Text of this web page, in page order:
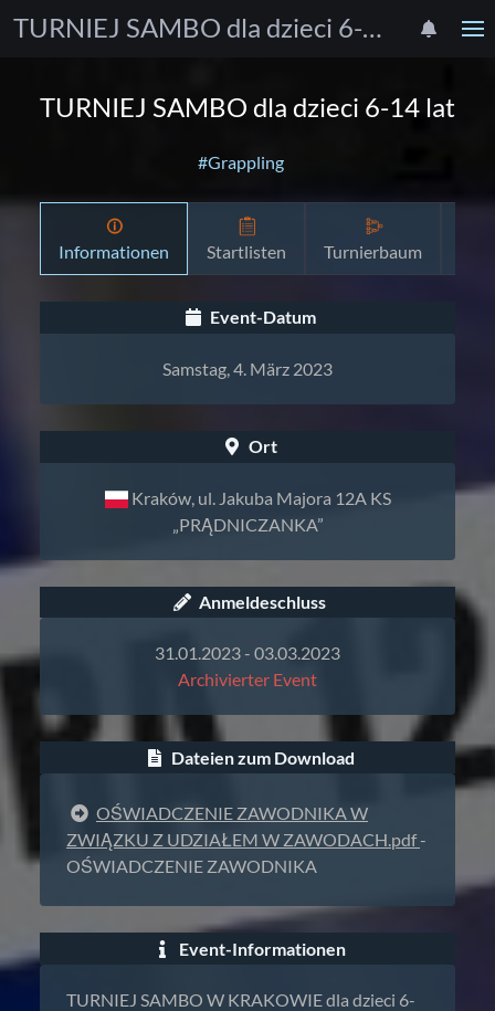
TURNIEJ SAMBO dla dzieci 6-14 lat
TURNIEJ SAMBO dla dzieci 6-14 lat
#Grappling
Informationen Startlisten Turnierbaum
Event-Datum
Samstag, 4. März 2023
Ort
Kraków, ul. Jakuba Majora 12A KS
„PRĄDNICZANKA”
Anmeldeschluss
31.01.2023 - 03.03.2023
Archivierter Event
Dateien zum Download
OŚWIADCZENIE ZAWODNIKA W
ZWIĄZKU Z UDZIAŁEM W ZAWODACH.pdf-
OŚWIADCZENIE ZAWODNIKA
Event-Informationen
TURNIEJ SAMBO W KRAKOWIE dla dzieci 6-